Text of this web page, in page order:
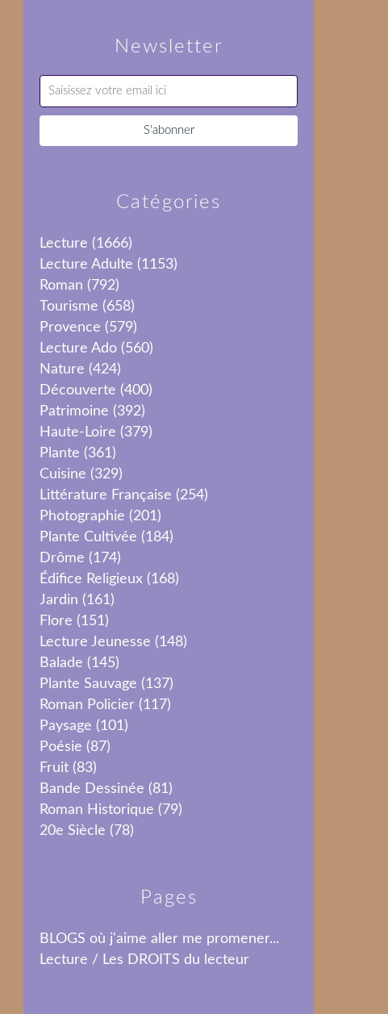
Newsletter
Catégories
Lecture (1666)
Lecture Adulte (1153)
Roman (792)
Tourisme (658)
Provence (579)
Lecture Ado (560)
Nature (424)
Découverte (400)
Patrimoine (392)
Haute-Loire (379)
Plante (361)
Cuisine (329)
Littérature Française (254)
Photographie (201)
Plante Cultivée (184)
Drôme (174)
Édifice Religieux (168)
Jardin (161)
Flore (151)
Lecture Jeunesse (148)
Balade (145)
Plante Sauvage (137)
Roman Policier (117)
Paysage (101)
Poésie (87)
Fruit (83)
Bande Dessinée (81)
Roman Historique (79)
20e Siècle (78)
Pages
BLOGS où j'aime aller me promener...
Lecture / Les DROITS du lecteur